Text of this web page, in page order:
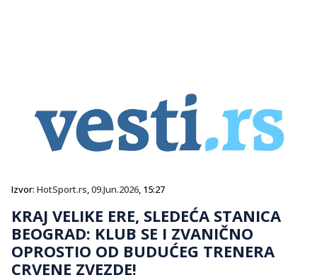
Izvor: HotSport.rs,09.Jun.2026, 15:27
KRAJ VELIKE ERE, SLEDEĆA STANICA
BEOGRAD: KLUB SE I ZVANIČNO
OPROSTIO OD BUDUĆEG TRENERA
CRVENE ZVEZDE!